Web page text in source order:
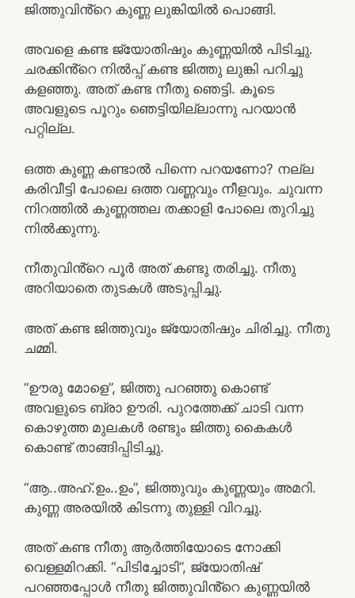
ജിത്തുവിൻ്റെ കുണ്ണ ലുങ്കിയിൽ പൊങ്ങി.
അവളെ കണ്ട ജ്യോതിഷും കുണ്ണയിൽ പിടിച്ചു.
ചരക്കിൻ്റെ നിൽപ്പ് കണ്ട ജിത്തു ലുങ്കി പറിച്ചു
കളഞ്ഞു. അത് കണ്ട നീതു ഞെട്ടി. കൂടെ
അവളുടെ പൂറും ഞെട്ടിയില്ലാന്നു പറയാൻ
പറ്റില്ല.
ഒത്ത കുണ്ണ കണ്ടാൽ പിന്നെ പറയണോ? നല്ല
കരിവീട്ടി പോലെ ഒത്ത വണ്ണവും നീളവും. ചുവന്ന
നിറത്തിൽ കുണ്ണത്തല തക്കാളി പോലെ തുറിച്ചു
നിൽക്കുന്നു.
നീതുവിൻ്റെ പൂർ അത് കണ്ടു തരിച്ചു. നീതു
അറിയാതെ തുടകൾ അടുപ്പിച്ചു.
അത് കണ്ട ജിത്തുവും ജ്യോതിഷും ചിരിച്ചു. നീതു
ചമ്മി.
“ഊരു മോളെ”, ജിത്തു പറഞ്ഞു കൊണ്ട്
അവളുടെ ബ്രാ ഊരി. പുറത്തേക്ക് ചാടി വന്ന
കൊഴുത്ത മുലകൾ രണ്ടും ജിത്തു കൈകൾ
കൊണ്ട് താങ്ങിപ്പിടിച്ചു.
“ആ..അഹ്.ഉം..ഉം”, ജിത്തുവും കുണ്ണയും അമറി.
കുണ്ണ അരയിൽ കിടന്നു തുള്ളി വിറച്ചു.
അത് കണ്ട നീതു ആർത്തിയോടെ നോക്കി
വെള്ളമിറക്കി. “പിടിച്ചോടി”, ജ്യോതിഷ്
പറഞ്ഞപ്പോൾ നീതു ജിത്തുവിൻ്റെ കുണ്ണയിൽ